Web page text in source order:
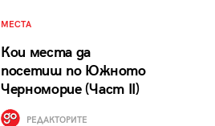
МЕСТА
Кои места да
посетиш по Южното
Черноморие (Част II)
РЕДАКТОРИТЕ